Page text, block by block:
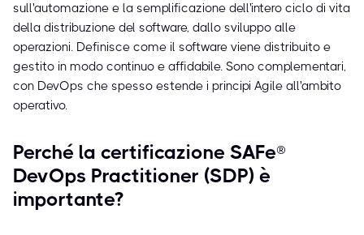
sull'automazione e la semplificazione dell'intero ciclo di vita
della distribuzione del software, dallo sviluppo alle
operazioni. Definisce come il software viene distribuito e
gestito in modo continuo e affidabile. Sono complementari,
con DevOps che spesso estende i principi Agile all'ambito
operativo.
Perché la certificazione SAFe®
DevOps Practitioner (SDP) è
importante?